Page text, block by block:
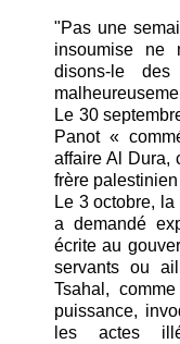
"Pas une
insoumise ne
disons-le
Le 30
Panot «
affaire Al Dura,
frère palestinien
Le 3 octobre,
a demandé
écrite au
servants ou
Tsahal,
puissance,
les actes